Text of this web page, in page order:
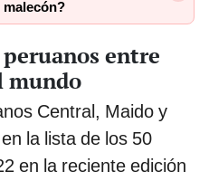
malecón?
entre
mundo
Central, Maido y
la lista de los 50
en la reciente edición